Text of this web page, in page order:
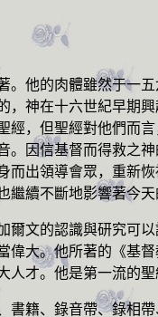
。他的肉體雖然于一
，神在十六世紀早期
經，但聖經對他們而
。因信基督而得救之
而出領導會眾，重新
繼續不斷地影響著今
爾文的認識與研究可
偉大。他所著的《基
人才。他是第一流的
書籍、錄音帶、錄相帶